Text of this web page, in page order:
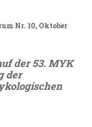
Nr. 10, Oktober
der 53. MYK
der